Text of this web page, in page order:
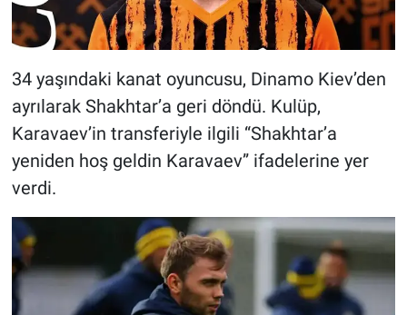
34 yaşındaki kanat oyuncusu, Dinamo Kiev’den
ayrılarak Shakhtar’a geri döndü. Kulüp,
Karavaev’in transferiyle ilgili “Shakhtar’a
yeniden hoş geldin Karavaev” ifadelerine yer
verdi.